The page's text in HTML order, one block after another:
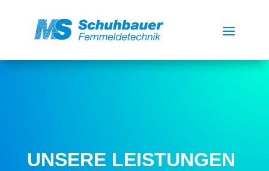
UNSERE LEISTUNGEN